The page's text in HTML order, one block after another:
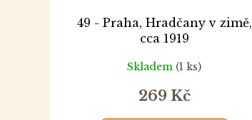
49 - Praha, Hradčany v zimě,
cca 1919
Skladem (1 ks)
269 Kč